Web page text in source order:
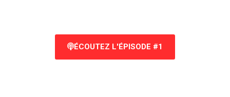
ÉCOUTEZ L'ÉPISODE #1